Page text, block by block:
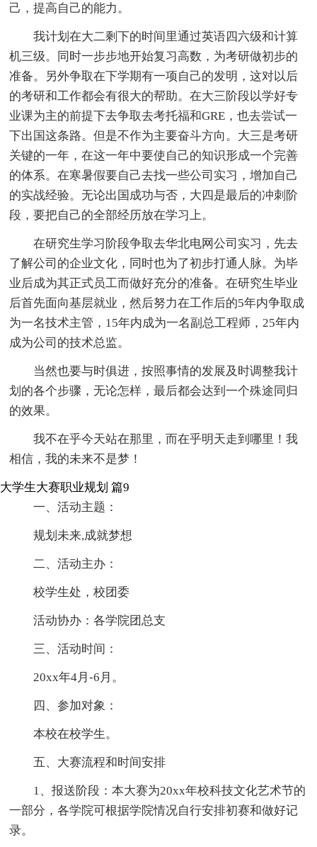
己，提高自己的能力。
我计划在大二剩下的时间里通过英语四六级和计算
机三级。同时一步步地开始复习高数，为考研做初步的
准备。另外争取在下学期有一项自己的发明，这对以后
的考研和工作都会有很大的帮助。在大三阶段以学好专
业课为主的前提下去争取去考托福和GRE，也去尝试一
下出国这条路。但是不作为主要奋斗方向。大三是考研
关键的一年，在这一年中要使自己的知识形成一个完善
的体系。在寒暑假要自己去找一些公司实习，增加自己
的实战经验。无论出国成功与否，大四是最后的冲刺阶
段，要把自己的全部经历放在学习上。
在研究生学习阶段争取去华北电网公司实习，先去
了解公司的企业文化，同时也为了初步打通人脉。为毕
业后成为其正式员工而做好充分的准备。在研究生毕业
后首先面向基层就业，然后努力在工作后的5年内争取成
为一名技术主管，15年内成为一名副总工程师，25年内
成为公司的技术总监。
当然也要与时俱进，按照事情的发展及时调整我计
划的各个步骤，无论怎样，最后都会达到一个殊途同归
的效果。
我不在乎今天站在那里，而在乎明天走到哪里！我
相信，我的未来不是梦！
大学生大赛职业规划 篇9
一、活动主题：
规划未来,成就梦想
二、活动主办：
校学生处，校团委
活动协办：各学院团总支
三、活动时间：
20xx年4月-6月。
四、参加对象：
本校在校学生。
五、大赛流程和时间安排
1、报送阶段：本大赛为20xx年校科技文化艺术节的
一部分，各学院可根据学院情况自行安排初赛和做好记
录。